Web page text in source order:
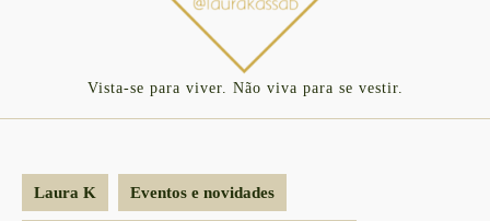
Vista-se para viver. Não viva para se vestir.
Laura K Eventos e novidades